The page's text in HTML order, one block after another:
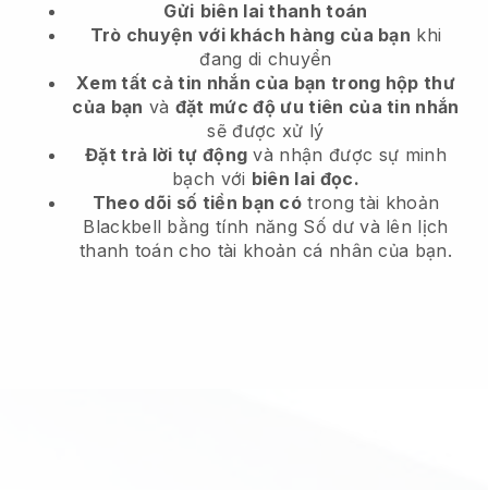
Gửi biên lai thanh toán
Trò chuyện với khách hàng của bạn khi
đang di chuyển
Xem tất cả tin nhắn của bạn trong hộp thư
của bạn và đặt mức độ ưu tiên của tin nhắn
sẽ được xử lý
Đặt trả lời tự động và nhận được sự minh
bạch với biên lai đọc.
Theo dõi số tiền bạn có trong tài khoản
Blackbell bằng tính năng Số dư và lên lịch
thanh toán cho tài khoản cá nhân của bạn.